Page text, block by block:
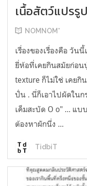
เนื้อสัตว์แปรรูป
NOMNOM*
เรื่องของเรื่องคือ วัน
ยี่ห้อที่เคยกินสมัยก่อน
texture ก็ไม่ใช่ เคย
ปั่น . นี่ก็เอาไปผัดในก
เค็มสะบัด O o" ... แ
ต้องหาผักนึ่ง ...
TidbiT